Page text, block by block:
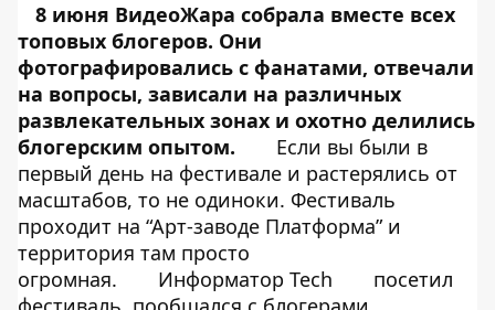
8 июня ВидеоЖара собрала вместе всех
топовых блогеров. Они
фотографировались с фанатами, отвечали
на вопросы, зависали на различных
развлекательных зонах и охотно делились
блогерским опытом.
Если вы были в
первый день на фестивале и растерялись от
масштабов, то не одиноки. Фестиваль
проходит на “Арт-заводе Платформа” и
территория там просто
огромная.
Информатор Tech
посетил